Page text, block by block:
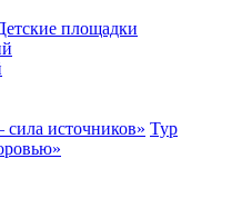
площадки
источников» Тур